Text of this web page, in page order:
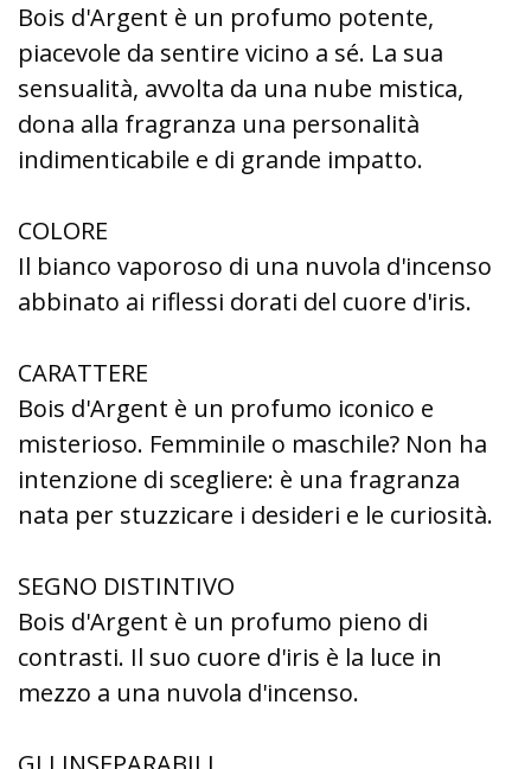
Bois d'Argent è un profumo potente,
piacevole da sentire vicino a sé. La sua
sensualità, avvolta da una nube mistica,
dona alla fragranza una personalità
indimenticabile e di grande impatto.
COLORE
Il bianco vaporoso di una nuvola d'incenso
abbinato ai riflessi dorati del cuore d'iris.
CARATTERE
Bois d'Argent è un profumo iconico e
misterioso. Femminile o maschile? Non ha
intenzione di scegliere: è una fragranza
nata per stuzzicare i desideri e le curiosità.
SEGNO DISTINTIVO
Bois d'Argent è un profumo pieno di
contrasti. Il suo cuore d'iris è la luce in
mezzo a una nuvola d'incenso.